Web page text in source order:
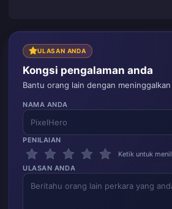
ULASAN ANDA
Kongsi pengalaman anda
Bantu orang lain dengan
NAMA ANDA
PENILAIAN
Ketik untuk
ULASAN ANDA